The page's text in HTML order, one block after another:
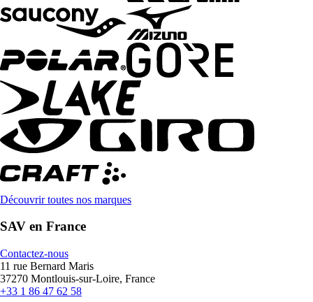
Découvrir toutes nos marques
SAV en France
Contactez-nous
11 rue Bernard Maris
37270 Montlouis-sur-Loire, France
+33 1 86 47 62 58